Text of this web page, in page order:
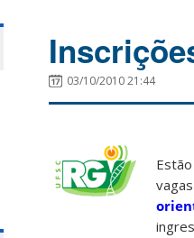
03/10/2010 21:44